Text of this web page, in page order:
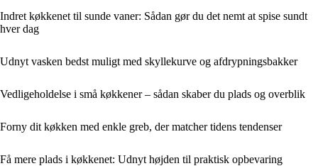
Indret køkkenet til sunde vaner: Sådan gør du det nemt at spise sundt
hver dag
Udnyt vasken bedst muligt med skyllekurve og afdrypningsbakker
Vedligeholdelse i små køkkener – sådan skaber du plads og overblik
Forny dit køkken med enkle greb, der matcher tidens tendenser
Få mere plads i køkkenet: Udnyt højden til praktisk opbevaring